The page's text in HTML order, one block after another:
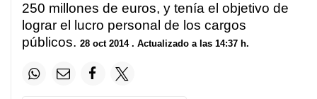
250 millones de euros, y tenía el objetivo de
lograr el lucro personal de los cargos
públicos. 28 oct 2014. Actualizado a las 14:37 h.